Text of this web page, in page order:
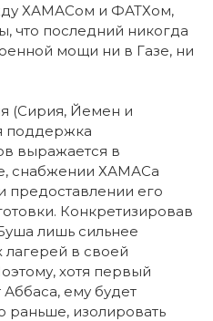
ХАМАСом и ФАТХом,
что последний никогда
мощи ни в Газе, ни
(Сирия, Йемен и
поддержка
выражается в
снабжении ХАМАСа
предоставлении его
Конкретизировав
лишь сильнее
лагерей в своей
хотя первый
ему будет
раньше, изолировать